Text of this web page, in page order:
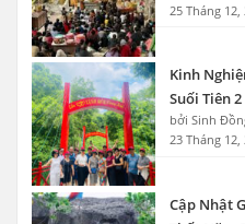
25 Tháng 12,
Kinh
Suối Tiên
bởi Sinh
23 Tháng 12,
Cập Nhật